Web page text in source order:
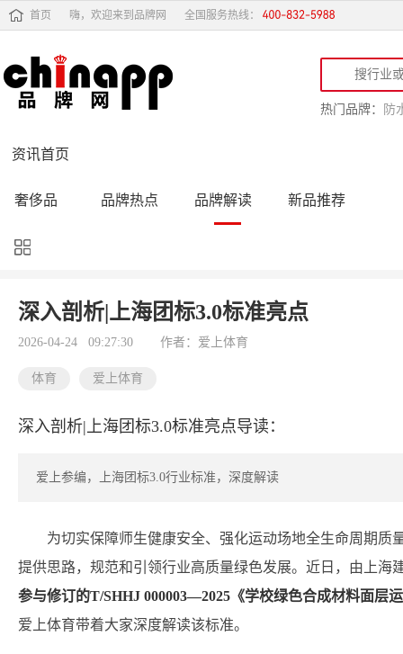
首页 嗨，欢迎来到品牌网 全国服务热线：
热门品牌： 防
资讯首页
奢侈品 品牌热点 品牌解读 新品推荐
品牌黑榜
品牌导购 专家点评 精彩点评
深入剖析|上海团标3.0标准亮点
2026-04-24 09:27:30 作者：爱上体育
体育 爱上体育
深入剖析|上海团标3.0标准亮点导读：
爱上参编，上海团标3.0行业标准，深度解读
为切实保障师生健康安全、强化运动场地全生命周期
提供思路，规范和引领行业高质量绿色发展。近日，由上海
参与修订的T/SHHJ 000003—2025《学校绿色合成材料面层
爱上体育带着大家深度解读该标准。